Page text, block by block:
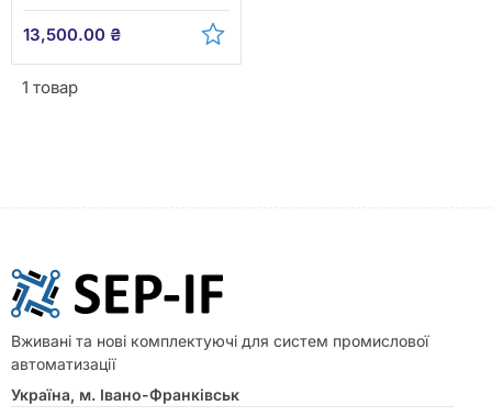
13,500.00 ₴
1 товар
Вживані та нові комплектуючі для систем промислової
автоматизації
Україна, м. Івано-Франківськ